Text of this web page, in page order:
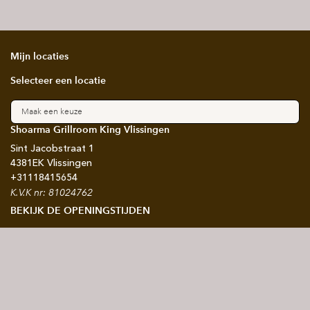
Mijn locaties
Selecteer een locatie
Maak een keuze
Shoarma Grillroom King Vlissingen
Sint Jacobstraat 1
4381EK Vlissingen
+31 118415654
K.V.K nr: 81024762
BEKIJK DE OPENINGSTIJDEN